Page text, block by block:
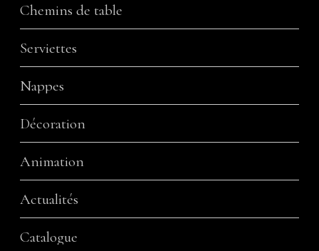
Chemins de table
Serviettes
Nappes
Décoration
Animation
Actualités
Catalogue